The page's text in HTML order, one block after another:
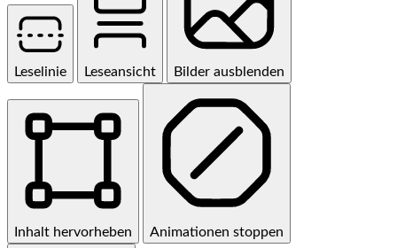
Leselinie Leseansicht Bilder ausblenden
Inhalt hervorheben Animationen stoppen